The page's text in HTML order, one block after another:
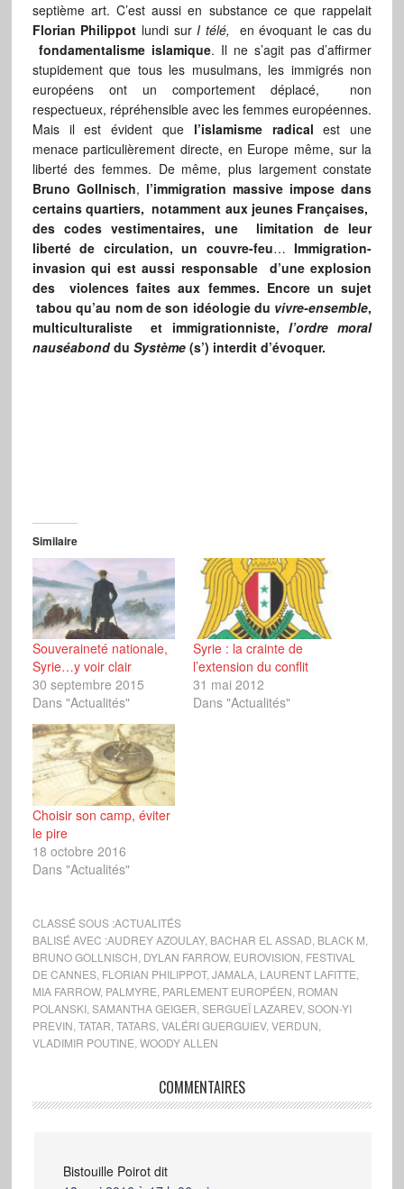
septième art. C’est aussi en substance ce que rappelait
Florian Philippot lundi surI télé, en évoquant le cas du
fondamentalisme islamique. Il ne s’agit pas d’affirmer
stupidement que tous les musulmans, les immigrés non
européens ont un comportement déplacé, non
respectueux, répréhensible avec les femmes européennes.
Mais il est évident que l’islamisme radical est une
menace particulièrement directe, en Europe même, sur la
liberté des femmes. De même, plus largement constate
Bruno Gollnisch, l’immigration massive impose dans
certains quartiers, notamment aux jeunes Françaises,
des codes vestimentaires, une limitation de leur
liberté de circulation, un couvre-feu…Immigration-
invasion qui est aussi responsable d’une explosion
des violences faites aux femmes. Encore un sujet
tabou qu’au nom de son idéologie du vivre-ensemble,
multiculturaliste et immigrationniste, l’ordre moral
nauséabonddu Système(s’) interdit d’évoquer.
Similaire
Souveraineté nationale,
Syrie…y voir clair
30 septembre 2015
Dans "Actualités"
Syrie : la crainte de
l’extension du conflit
31 mai 2012
Dans "Actualités"
Choisir son camp, éviter
le pire
18 octobre 2016
Dans "Actualités"
CLASSÉ SOUS :ACTUALITÉS
BALISÉ AVEC :AUDREY AZOULAY, BACHAR EL ASSAD BLACK M
BRUNO GOLLNISCH DYLAN FARROW, EUROVISION FESTIVAL
DE CANNES, FLORIAN PHILIPPOT, JAMALA, LAURENT LAFITTE
MIA FARROW, PALMYRE PARLEMENT EUROPÉEN ROMAN
POLANSKI, SAMANTHA GEIGER SERGUEÏ LAZAREV, SOON-YI
PREVIN TATAR TATARS, VALÉRI GUERGUIEV, VERDUN
VLADIMIR POUTINE WOODY ALLEN
COMMENTAIRES
Bistouille Poirot dit